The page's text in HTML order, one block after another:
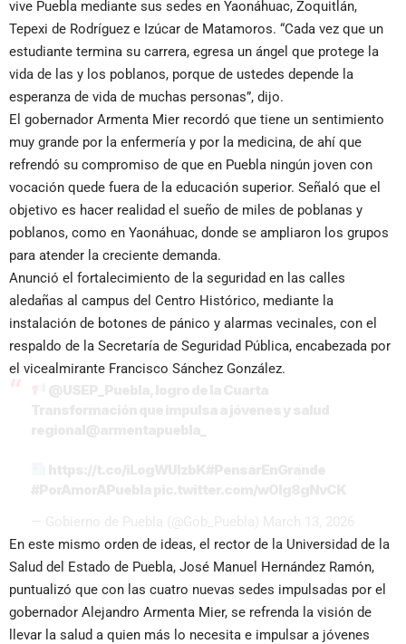
vive Puebla mediante sus sedes en Yaonáhuac, Zoquitlán,
Tepexi de Rodríguez e Izúcar de Matamoros. “Cada vez que un
estudiante termina su carrera, egresa un ángel que protege la
vida de las y los poblanos, porque de ustedes depende la
esperanza de vida de muchas personas”, dijo.
El gobernador Armenta Mier recordó que tiene un sentimiento
muy grande por la enfermería y por la medicina, de ahí que
refrendó su compromiso de que en Puebla ningún joven con
vocación quede fuera de la educación superior. Señaló que el
objetivo es hacer realidad el sueño de miles de poblanas y
poblanos, como en Yaonáhuac, donde se ampliaron los grupos
para atender la creciente demanda.
Anunció el fortalecimiento de la seguridad en las calles
aledañas al campus del Centro Histórico, mediante la
instalación de botones de pánico y alarmas vecinales, con el
respaldo de la Secretaría de Seguridad Pública, encabezada por
el vicealmirante Francisco Sánchez González.
En este mismo orden de ideas, el rector de la Universidad de la
Salud del Estado de Puebla, José Manuel Hernández Ramón,
puntualizó que con las cuatro nuevas sedes impulsadas por el
gobernador Alejandro Armenta Mier, se refrenda la visión de
llevar la salud a quien más lo necesita e impulsar a jóvenes